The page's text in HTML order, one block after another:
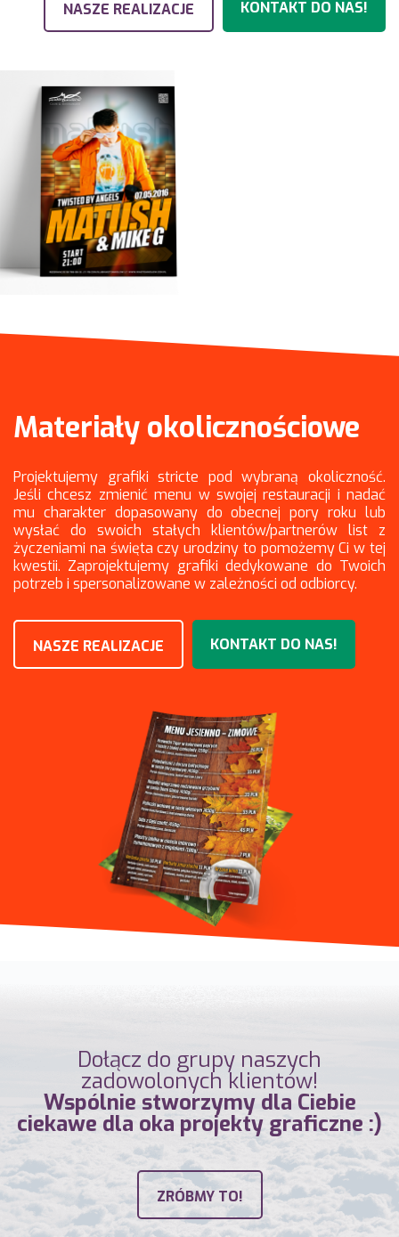
NASZE REALIZACJE KONTAKT DO NAS!
Materiały okolicznościowe
Projektujemy grafiki stricte pod wybraną okoliczność.
Jeśli chcesz zmienić menu w swojej restauracji i nadać
mu charakter dopasowany do obecnej pory roku lub
wysłać do swoich stałych klientów/partnerów list z
życzeniami na święta czy urodziny to pomożemy Ci w tej
kwestii. Zaprojektujemy grafiki dedykowane do Twoich
potrzeb i spersonalizowane w zależności od odbiorcy.
NASZE REALIZACJE KONTAKT DO NAS!
Dołącz do grupy naszych
zadowolonych klientów!
Wspólnie stworzymy dla Ciebie
ciekawe dla oka projekty graficzne :)
ZRÓBMY TO!